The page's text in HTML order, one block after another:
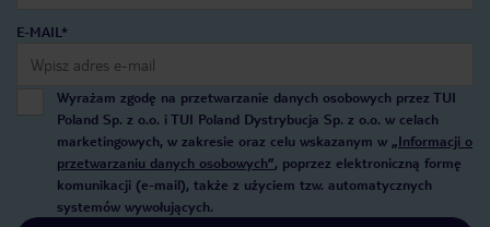
E-MAIL*
Wyrażam zgodę na przetwarzanie danych osobowych przez TUI
Poland Sp. z o.o. i TUI Poland Dystrybucja Sp. z o.o. w celach
marketingowych, w zakresie oraz celu wskazanym w „Informacji o
przetwarzaniu danych osobowych”, poprzez elektroniczną formę
komunikacji (e-mail), także z użyciem tzw. automatycznych
systemów wywołujących.